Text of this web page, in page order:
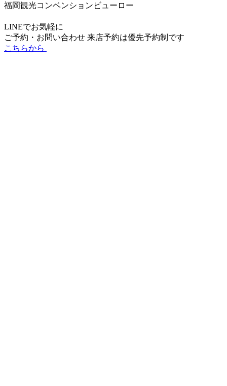
福岡観光コンベンションビューロー
LINEでお気軽に
ご予約・お問い合わせ 来店予約は優先予約制 です
こちらから